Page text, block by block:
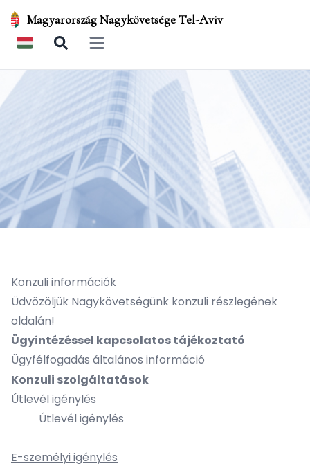
Magyarország Nagykövetsége Tel-Aviv
Open main menu
Konzuli információk
Üdvözöljük Nagykövetségünk konzuli részlegének
oldalán!
Ügyintézéssel kapcsolatos tájékoztató
Ügyfélfogadás általános információ
Konzuli szolgáltatások
Útlevél igénylés
Útlevél igénylés
E-személyi igénylés